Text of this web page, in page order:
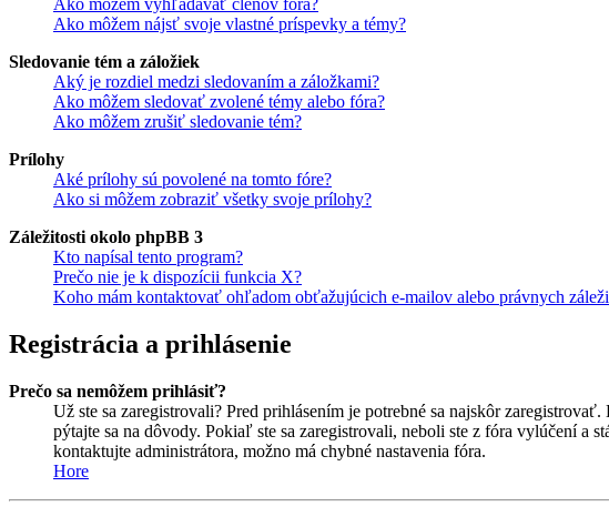
Ako môžem vyhľadávať členov fóra?
Ako môžem nájsť svoje vlastné príspevky a témy?
Sledovanie tém a záložiek
Aký je rozdiel medzi sledovaním a záložkami?
Ako môžem sledovať zvolené témy alebo fóra?
Ako môžem zrušiť sledovanie tém?
Prílohy
Aké prílohy sú povolené na tomto fóre?
Ako si môžem zobraziť všetky svoje prílohy?
Záležitosti okolo phpBB 3
Kto napísal tento program?
Prečo nie je k dispozícii funkcia X?
Koho mám kontaktovať ohľadom obťažujúcich e-mailov alebo právnych
Registrácia a prihlásenie
Prečo sa nemôžem prihlásiť?
Už ste sa zaregistrovali? Pred prihlásením je potrebné sa najskôr
pýtajte sa na dôvody. Pokiaľ ste sa zaregistrovali, neboli ste z fóra vylúčení a
kontaktujte administrátora, možno má chybné nastavenia fóra.
Hore